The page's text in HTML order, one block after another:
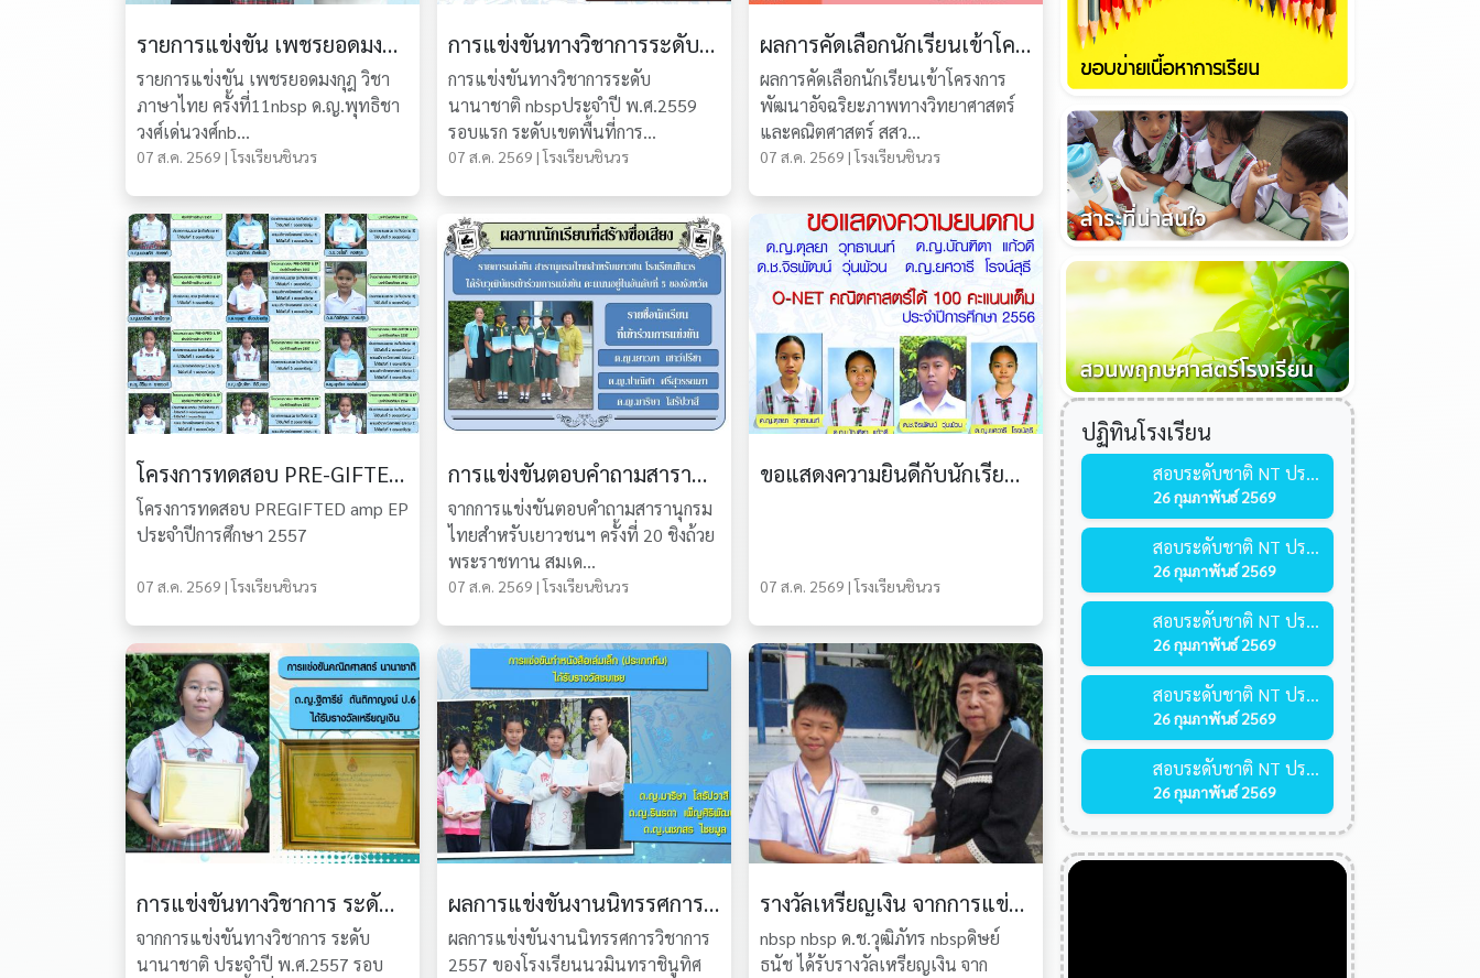
รายการแข่งขัน เพชรยอดมงกุฎ วิชาภาษาไทย ครั้งที่11
รายการแข่งขัน เพชรยอดมงกุฎ วิชา
ภาษาไทย ครั้งที่11nbsp ด.ญ.พุทธิชา
วงศ์เด่นวงศ์nb...
07 ส.ค. 2569 | โรงเรียนชินวร
การแข่งขันทางวิชาการระดับนานาชาติ ประจำปี พ.ศ.2559 (รอบแรก) ระดับเขตพื้นที่การศึกษา
การแข่งขันทางวิชาการระดับ
นานาชาติ nbspประจำปี พ.ศ.2559
รอบแรก ระดับเขตพื้นที่การ...
07 ส.ค. 2569 | โรงเรียนชินวร
ผลการคัดเลือกนักเรียนเข้าโครงการพัฒนาอัจฉริยะภาพทางวิทยาศาสตร์ และคณิตศาสตร์ ปีการศึกษา 2558
ผลการคัดเลือกนักเรียนเข้าโครงการ
พัฒนาอัจฉริยะภาพทางวิทยาศาสตร์
และคณิตศาสตร์ สสว...
07 ส.ค. 2569 | โรงเรียนชินวร
โครงการทดสอบ PRE-GIFTED & EP ประจำปีการศึกษา 2557
โครงการทดสอบ PREGIFTED amp EP
ประจำปีการศึกษา 2557
07 ส.ค. 2569 | โรงเรียนชินวร
การแข่งขันตอบคำถามสารานุกรมไทยสำหรับเยาวชนฯ ครั้งที่ 20 ฯ
จากการแข่งขันตอบคำถามสารานุกรม
ไทยสำหรับเยาวชนฯ ครั้งที่ 20 ชิงถ้วย
พระราชทาน สมเด...
07 ส.ค. 2569 | โรงเรียนชินวร
ขอแสดงความยินดีกับนักเรียนที่สอบได้คะแนน O-NET คณิตศาสตร์ เต็ม 100 คะแนน
07 ส.ค. 2569 | โรงเรียนชินวร
การแข่งขันทางวิชาการ ระดับนานาชาติ ประจำปี พ.ศ.2557 รอบแรก
จากการแข่งขันทางวิชาการ ระดับ
นานาชาติ ประจำปี พ.ศ.2557 รอบ
ผลการแข่งขันงานนิทรรศการวิชาการ 2557 ณ โรงเรียนนวมินทราชินูทิศฯ
ผลการแข่งขันงานนิทรรศการวิชาการ
2557 ของโรงเรียนนวมินทราชินูทิศ
รางวัลเหรียญเงิน จากการแข่งขันการคิดและการแก้ปัญหาคณิตศาสตร์ ครั้งที่ 14
nbsp nbsp ด.ช.วุฒิภัทร nbspดิษย์
ธนัช ได้รับรางวัลเหรียญเงิน จาก
ปฏิทินโรงเรียน
สอบระดับชาติ NT ประถมศึกษาปีที่ 3
26 กุมภาพันธ์ 2569
สอบระดับชาติ NT ประถมศึกษาปีที่ 3
26 กุมภาพันธ์ 2569
สอบระดับชาติ NT ประถมศึกษาปีที่ 3
26 กุมภาพันธ์ 2569
สอบระดับชาติ NT ประถมศึกษาปีที่ 3
26 กุมภาพันธ์ 2569
สอบระดับชาติ NT ประถมศึกษาปีที่ 3
26 กุมภาพันธ์ 2569